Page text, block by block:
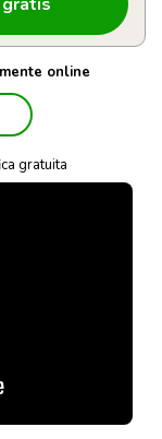
online
gratuita